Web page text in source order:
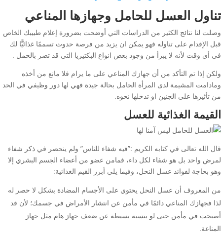
تناول العسل للحامل وجهازها المناعي
وصلت لنا نتائج الكثير من الدراسات التي أوضحت بضرورة إعلام طبيبك الخاص
قبل الإقدام على تناوله فهو يمكن ان يزيد من فرصة حدوث تسممًا غذائيًّا لك
في أي وقت لأنه لا يبرأ من وجود بعض انواع البكتيريا التي قد تضر بالحمل .
ولكن إذا تم التأكد من أن جهازك المناعي على ما يرام فلا مانع من أخذه
ومادامت المشيمة لدى المرأة الحامل بحالة جيدة فهي لها دور وظيفي في الحد
من تأثيرها على الجنين او تدخلها نحوه.
القيمة الغذائية للعسل
قال الله تعالى في كتابه الكريم :”فيه شفاء للناس” ولم ينحصر في ذكر شفاء
لمرض واحد بل هو شفاء لكل داء، فمامن عضو من أعضاء الجسم البشري إلا
وهو بحاجة لفوائد عسل النحل، وفيما يلي أبرز القيم الغذائية:
من المعروف أن عسل النحل يحتوي على الأجسام المضادة بشكل لا حصر له
لذا فجهازك المناعي دائمًا في مأمن عن انتشار الأمراض في جسمك؛ لأن قد
أصبحت في مأمن حتى لو بنسبة بسيطة عن ضعف جهاز هام مثل جهاز
المناعة.